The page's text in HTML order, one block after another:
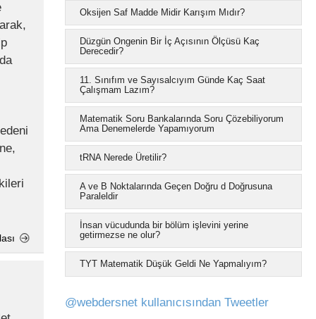
Oksijen Saf Madde Midir Karışım Mıdır?
Düzgün Ongenin Bir İç Açısının Ölçüsü Kaç
Derecedir?
11. Sınıfım ve Sayısalcıyım Günde Kaç Saat
Çalışmam Lazım?
Matematik Soru Bankalarında Soru Çözebiliyorum
Ama Denemelerde Yapamıyorum
tRNA Nerede Üretilir?
A ve B Noktalarında Geçen Doğru d Doğrusuna
Paraleldir
İnsan vücudunda bir bölüm işlevini yerine
getirmezse ne olur?
TYT Matematik Düşük Geldi Ne Yapmalıyım?
@webdersnet kullanıcısından Tweetler